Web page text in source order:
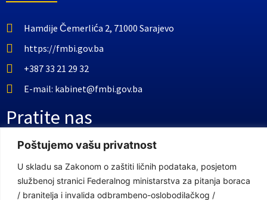
Poštujemo vašu privatnost
U skladu sa Zakonom o zaštiti ličnih podataka, posjetom
službenoj stranici Federalnog ministarstva za pitanja boraca
/ branitelja i invalida odbrambeno-oslobodilačkog /
Hamdije Čemerlića 2, 71000 Sarajevo
https://fmbi.gov.ba
+387 33 21 29 32
E-mail: kabinet@fmbi.gov.ba
Pratite nas
Youtube Kanal